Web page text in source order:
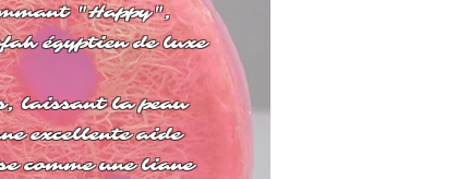
"Happy",
égyptien de luxe
laissant la peau
excellente aide
comme une liane